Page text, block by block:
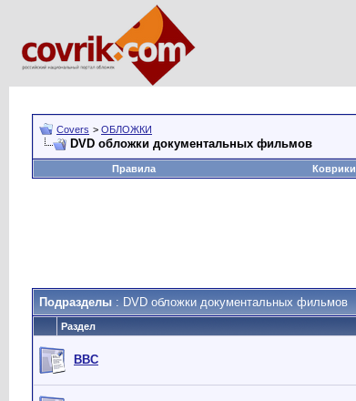
Covers > ОБЛОЖКИ
DVD обложки документальных фильмов
Правила
Коврики
Подразделы : DVD обложки документальных фильмов
Раздел
BBC